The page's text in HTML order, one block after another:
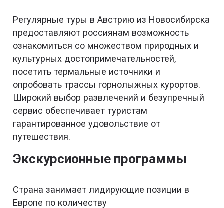
Регулярные туры в Австрию из Новосибирска
предоставляют россиянам возможность
ознакомиться со множеством природных и
культурных достопримечательностей,
посетить термальные источники и
опробовать трассы горнолыжных курортов.
Широкий выбор развлечений и безупречный
сервис обеспечивает туристам
гарантированное удовольствие от
путешествия.
Экскурсионные программы
Страна занимает лидирующие позиции в
Европе по количеству